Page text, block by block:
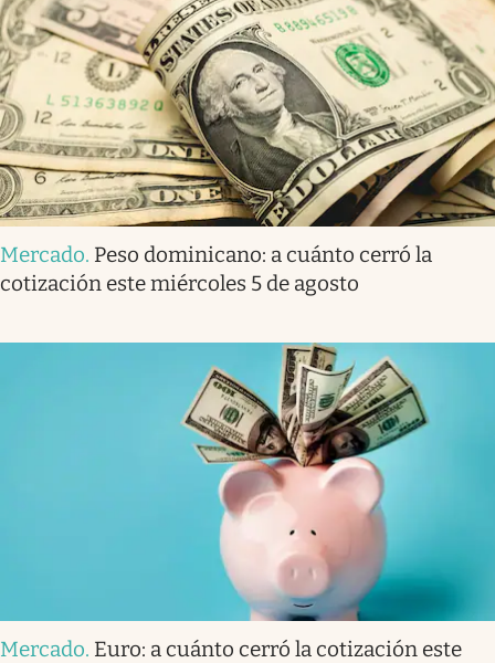
Mercado. Peso dominicano: a cuánto cerró la
cotización este miércoles 5 de agosto
Mercado. Euro: a cuánto cerró la cotización este